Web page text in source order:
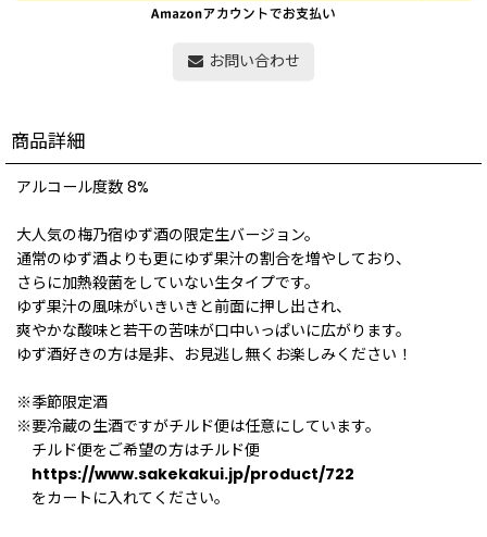
お問い合わせ
商品詳細
アルコール度数 8%
大人気の梅乃宿ゆず酒の限定生バージョン。
通常のゆず酒よりも更にゆず果汁の割合を増やしており、
さらに加熱殺菌をしていない生タイプです。
ゆず果汁の風味がいきいきと前面に押し出され、
爽やかな酸味と若干の苦味が口中いっぱいに広がります。
ゆず酒好きの方は是非、お見逃し無くお楽しみください！
※季節限定酒
※要冷蔵の生酒ですがチルド便は任意にしています。
チルド便をご希望の方はチルド便
https://www.sakekakui.jp/product/722
をカートに入れてください。